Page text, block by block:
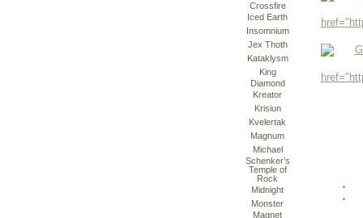
Crossfire
Iced Earth
Insomnium
Jex Thoth
Kataklysm
King
Diamond
Kreator
Krisiun
Kvelertak
Magnum
Michael
Schenker’s
Temple of
Rock
Midnight
Monster
Magnet